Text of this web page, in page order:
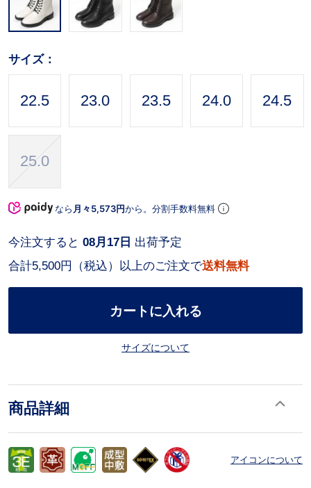
サイズ：
22.5 23.0 23.5 24.0 24.5
25.0
なら 月々5,573円から。分割手数料無料
合計5,500円（税込）以上のご注文で送料無料
今注文すると 08月17日 出荷予定
カートに入れる
サイズについて
商品詳細
アイコンについて